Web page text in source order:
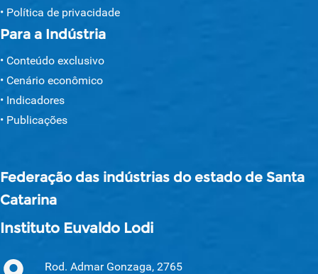
Política de privacidade
Para a Indústria
Conteúdo exclusivo
Cenário econômico
Indicadores
Publicações
Federação das indústrias do estado de Santa
Catarina
Instituto Euvaldo Lodi
Rod. Admar Gonzaga, 2765